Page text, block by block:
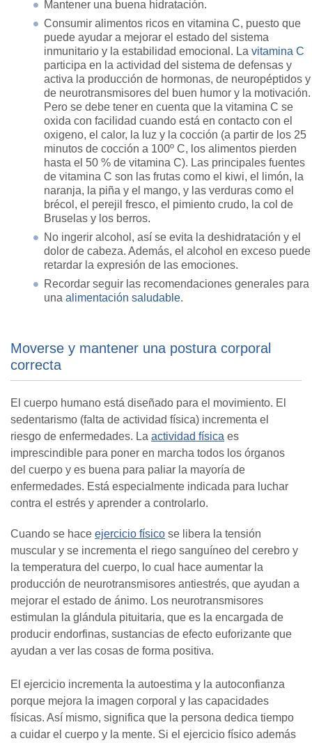
Mantener una buena hidratación.
Consumir alimentos ricos en vitamina C, puesto que
puede ayudar a mejorar el estado del sistema
inmunitario y la estabilidad emocional. La vitamina C
participa en la actividad del sistema de defensas y
activa la producción de hormonas, de neuropéptidos y
de neurotransmisores del buen humor y la motivación.
Pero se debe tener en cuenta que la vitamina C se
oxida con facilidad cuando está en contacto con el
oxigeno, el calor, la luz y la cocción (a partir de los 25
minutos de cocción a 100º C, los alimentos pierden
hasta el 50 % de vitamina C). Las principales fuentes
de vitamina C son las frutas como el kiwi, el limón, la
naranja, la piña y el mango, y las verduras como el
brécol, el perejil fresco, el pimiento crudo, la col de
Bruselas y los berros.
No ingerir alcohol, así se evita la deshidratación y el
dolor de cabeza. Además, el alcohol en exceso puede
retardar la expresión de las emociones.
Recordar seguir las recomendaciones generales para
una alimentación saludable.
Moverse y mantener una postura corporal
correcta
El cuerpo humano está diseñado para el movimiento. El
sedentarismo (falta de actividad física) incrementa el
riesgo de enfermedades. La actividad física es
imprescindible para poner en marcha todos los órganos
del cuerpo y es buena para paliar la mayoría de
enfermedades. Está especialmente indicada para luchar
contra el estrés y aprender a controlarlo.
Cuando se hace ejercicio físico se libera la tensión
muscular y se incrementa el riego sanguíneo del cerebro y
la temperatura del cuerpo, lo cual hace aumentar la
producción de neurotransmisores antiestrés, que ayudan a
mejorar el estado de ánimo. Los neurotransmisores
estimulan la glándula pituitaria, que es la encargada de
producir endorfinas, sustancias de efecto euforizante que
ayudan a ver las cosas de forma positiva.
El ejercicio incrementa la autoestima y la autoconfianza
porque mejora la imagen corporal y las capacidades
físicas. Así mismo, significa que la persona dedica tiempo
a cuidar el cuerpo y la mente. Si el ejercicio físico además